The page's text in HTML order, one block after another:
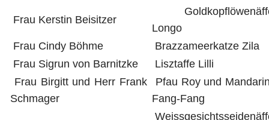
Frau Kerstin Beisitzer
Longo
Frau Cindy Böhme
Brazzameerkatze Zila
Frau Sigrun von Barnitzke
Lisztaffe Lilli
Frau Birgitt und Herr Frank
Schmager
Pfau Roy und
Fang-Fang